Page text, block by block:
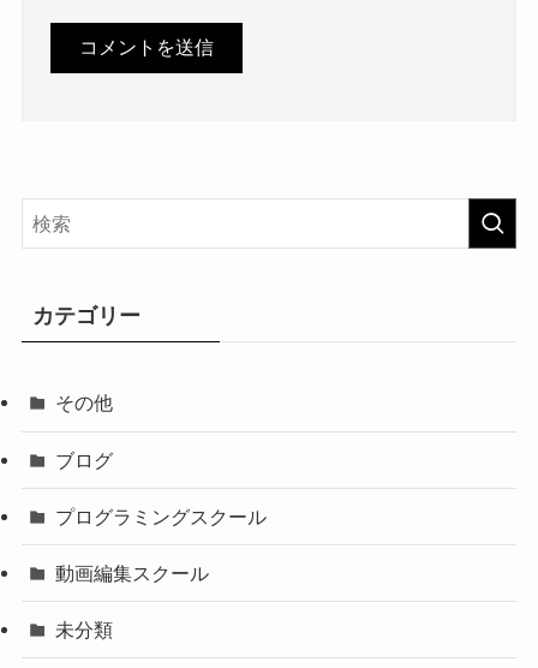
カテゴリー
その他
ブログ
プログラミングスクール
動画編集スクール
未分類